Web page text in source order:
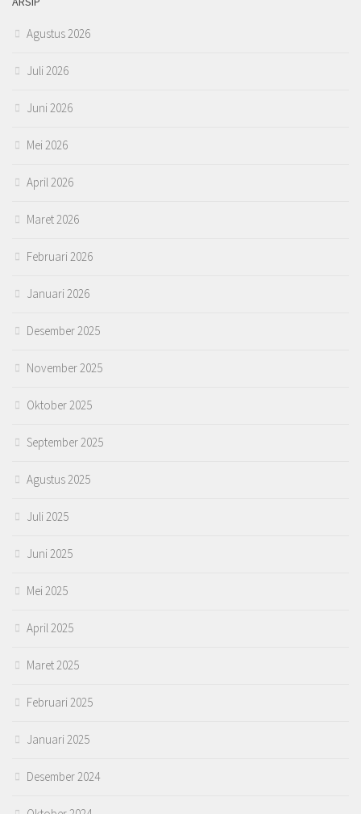
Agustus 2026
Juli 2026
Juni 2026
Mei 2026
April 2026
Maret 2026
Februari 2026
Januari 2026
Desember 2025
November 2025
Oktober 2025
September 2025
Agustus 2025
Juli 2025
Juni 2025
Mei 2025
April 2025
Maret 2025
Februari 2025
Januari 2025
Desember 2024